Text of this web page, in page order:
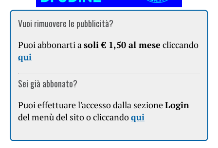
Vuoi rimuovere le pubblicità?
Puoi abbonarti asoli € 1,50 al mese cliccando
qui
Sei già abbonato?
Puoi effettuare l'accesso dalla sezioneLogin
del menù del sito o cliccandoqui